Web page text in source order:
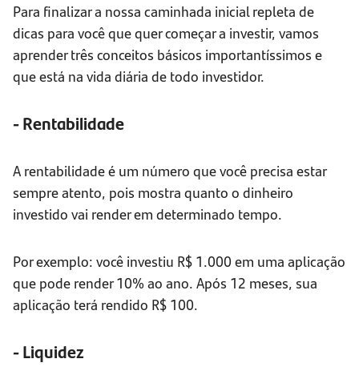
Para finalizar a nossa caminhada inicial repleta de
dicas para você que quer começar a investir, vamos
aprender três conceitos básicos importantíssimos e
que está na vida diária de todo investidor.
- Rentabilidade
A rentabilidade é um número que você precisa estar
sempre atento, pois mostra quanto o dinheiro
investido vai render em determinado tempo.
Por exemplo: você investiu R$ 1.000 em uma aplicação
que pode render 10% ao ano. Após 12 meses, sua
aplicação terá rendido R$ 100.
- Liquidez